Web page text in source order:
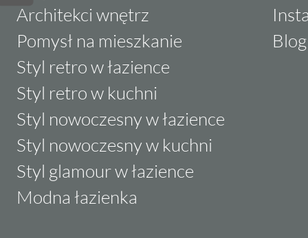
Architekci wnętrz
Pomysł na mieszkanie
Styl retro w łazience
Styl retro w kuchni
Styl nowoczesny w łazience
Styl nowoczesny w kuchni
Styl glamour w łazience
Modna łazienka
Blog